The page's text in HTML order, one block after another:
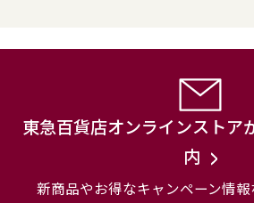
東急百貨店オンラインストア
内
新商品やお得なキャンペーン情